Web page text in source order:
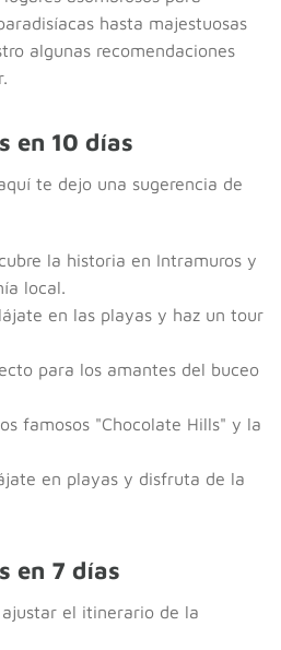
hasta majestuosas
algunas recomendaciones
en 10 días
te dejo una sugerencia de
la historia en Intramuros y
local.
en las playas y haz un tour
para los amantes del buceo
famosos "Chocolate Hills" y la
en playas y disfruta de la
en 7 días
el itinerario de la